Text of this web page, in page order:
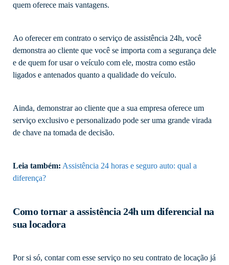
quem oferece mais vantagens.
Ao oferecer em contrato o serviço de assistência 24h, você
demonstra ao cliente que você se importa com a segurança dele
e de quem for usar o veículo com ele, mostra como estão
ligados e antenados quanto a qualidade do veículo.
Ainda, demonstrar ao cliente que a sua empresa oferece um
serviço exclusivo e personalizado pode ser uma grande virada
de chave na tomada de decisão.
Leia também: Assistência 24 horas e seguro auto: qual a
diferença?
Como tornar a assistência 24h um diferencial na
sua locadora
Por si só, contar com esse serviço no seu contrato de locação já